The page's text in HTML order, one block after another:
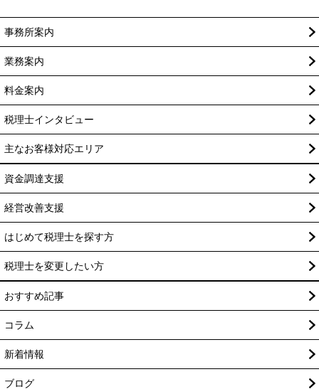
事務所案内
業務案内
料金案内
税理士インタビュー
主なお客様対応エリア
資金調達支援
経営改善支援
はじめて税理士を探す方
税理士を変更したい方
おすすめ記事
コラム
新着情報
ブログ